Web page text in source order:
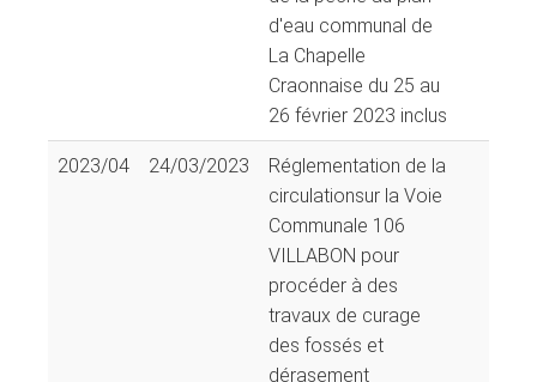
d'eau communal de
La Chapelle
Craonnaise du 25 au
26 février 2023 inclus
2023/04 24/03/2023
Réglementation de la
circulationsur la Voie
Communale 106
VILLABON pour
procéder à des
travaux de curage
des fossés et
dérasement